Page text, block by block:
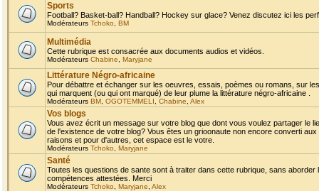
Sports
Football? Basket-ball? Handball? Hockey sur glace? Venez discutez ici les
Modérateurs Tchoko BM
Multimédia
Cette rubrique est consacrée aux documents audios et vidéos.
Modérateurs Chabine Maryjane
Littérature Négro-africaine
Pour débattre et échanger sur les oeuvres, essais, poèmes ou romans, sur
qui marquent (ou qui ont marqué) de leur plume la littérature négro-africaine .
Modérateurs BM OGOTEMMELI Chabine Alex
Vos blogs
Vous avez écrit un message sur votre blog que dont vous voulez partager le
de l'existence de votre blog? Vous êtes un grioonaute non encore converti
raisons et pour d'autres, cet espace est le votre.
Modérateurs Tchoko Maryjane
Santé
Toutes les questions de sante sont à traiter dans cette rubrique, sans
compétences attestées. Merci
Modérateurs Tchoko Maryjane Alex